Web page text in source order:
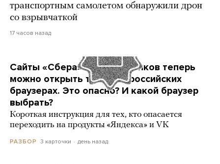
транспортным самолетом обнаружили дрон
со взрывчаткой
17 часов назад
Сайты «Сбера» и других банков теперь
можно открыть только в российских
браузерах. Это опасно? И какой браузер
выбрать?
Короткая инструкция для тех, кто опасается
переходить на продукты «Яндекса» и VK
РАЗБОР 3 карточки день назад